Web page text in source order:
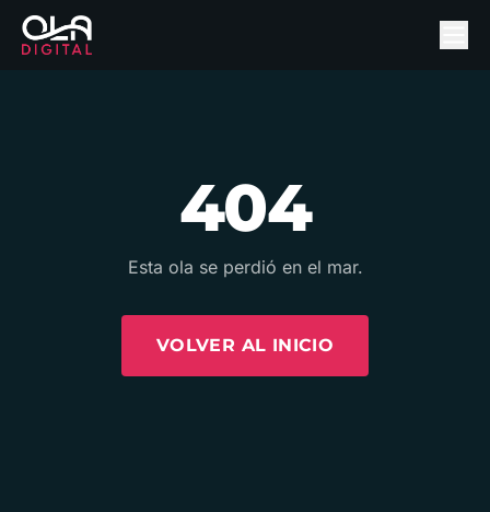
404
Esta ola se perdió en el mar.
VOLVER AL INICIO